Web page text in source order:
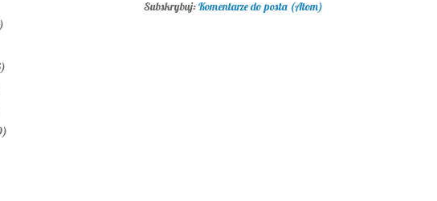
Subskrybuj:Komentarze do posta (Atom)